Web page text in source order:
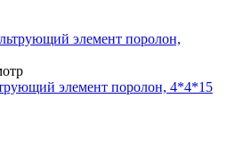
элемент поролон, 4*4*15